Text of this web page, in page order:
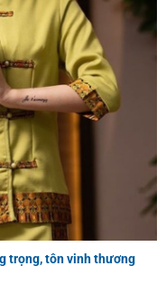
trọng, tôn vinh thương